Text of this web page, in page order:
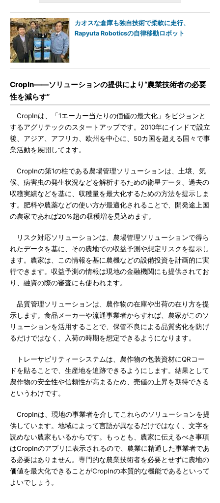
カオスな倉庫も独自技術で柔軟に走行、
Rapyuta Roboticsの自律移動ロボット
CropIn――ソリューションの提供により“農業技術者の必要
性を減らす”
CropInは、「1エーカー当たりの価値の最大化」をビジョンと
するアグリテックのスタートアップです。2010年にインドで設立
後、アジア、アフリカ、欧州を中心に、50カ国を超える国々で事
業活動を展開してます。
CropInの第1の柱である農場管理ソリューションは、土壌、気
候、病害虫の発生状況などを解析するための衛星データ、過去の
収穫実績などを基に、収穫量を最大化するための方法を提示しま
す。肥料や農薬などの使い方が最適化されることで、開発途上国
の農家であれば20％超の収穫増を見込めます。
リスク対応ソリューションは、農場管理ソリューションで得ら
れたデータを基に、その農地での収益予測や想定リスクを提示し
ます。農家は、この情報を基に農機などの設備投資を計画的に実
行できます。収益予測の情報は現地の金融機関にも提供されてお
り、融資の際の審査にも使われます。
品質管理ソリューションは、農作物の在庫や出荷の在り方を提
示します。食品メーカーや流通事業者からすれば、農家がこのソ
リューションを活用することで、保管不良による品質劣化を防げ
るだけではなく、入荷の時期を想定できるようになります。
トレーサビリティーシステムは、農作物の包装資材にQRコー
ドを貼ることで、生産地を追跡できるようにします。結果として
農作物の安全性や信頼性が高まるため、売値の上昇を期待できる
というわけです。
CropInは、現地の事業者を介してこれらのソリューションを提
供しています。地域によって言語が異なるだけではなく、文字を
読めない農家もいるからです。もっとも、農家に伝えるべき事項
はCropInのアプリに表示されるので、農業に精通した事業者であ
る必要はありません。専門的な農業技術者を必要とせずに農地の
価値を最大化できることがCropInの本質的な機能であるといって
よいでしょう。